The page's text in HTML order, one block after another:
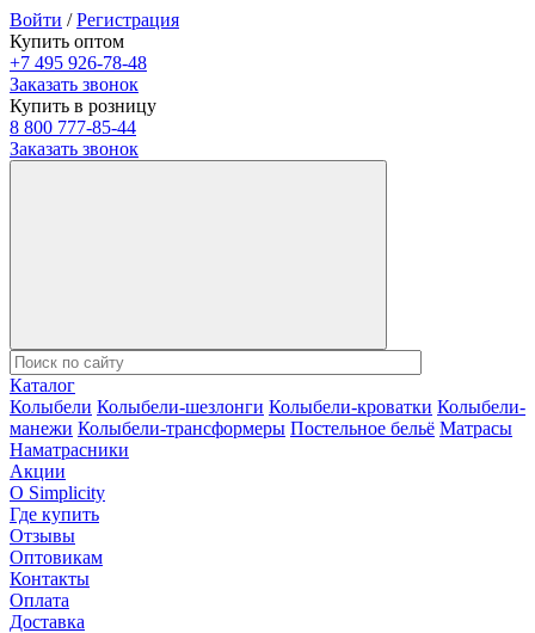
Войти /Регистрация
Купить оптом
+7 495 926-78-48
Заказать звонок
Купить в розницу
8 800 777-85-44
Заказать звонок
Каталог
Колыбели Колыбели-шезлонги Колыбели-кроватки Колыбели-
манежи Колыбели-трансформеры Постельное бельё Матрасы
Наматрасники
Акции
О Simplicity
Где купить
Отзывы
Оптовикам
Контакты
Оплата
Доставка